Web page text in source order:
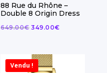
88 Rue du Rhône –
Double 8 Origin Dress
649.00€ Le
était :
349.00€Le
Vendu !